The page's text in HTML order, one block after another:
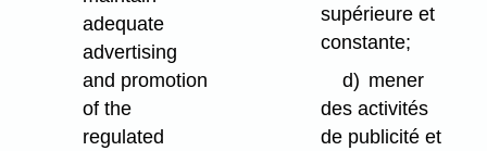
adequate
advertising
and promotion
of the
regulated
supérieure et
constante;
d) mener
des activités
de publicité et